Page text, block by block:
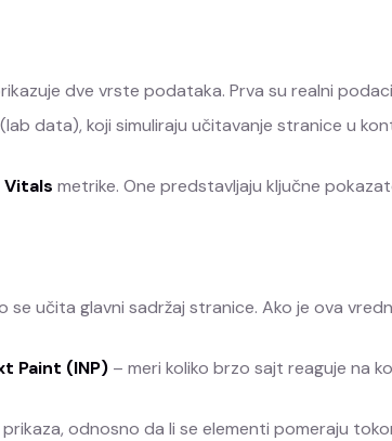
dve vrste podataka. Prva su realni
data), koji simuliraju učitavanje stranice u
Vitals metrike. One predstavljaju ključne
se učita glavni sadržaj stranice. Ako je ova
Paint (INP) – meri koliko brzo sajt reaguje na
odnosno da li se elementi pomeraju